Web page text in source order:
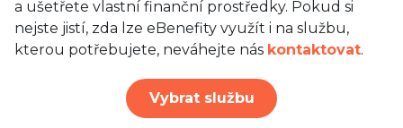
a ušetřete vlastní finanční prostředky. Pokud si
nejste jistí, zda lze eBenefity využít i na službu,
kterou potřebujete, neváhejte nás kontaktovat.
Vybrat službu